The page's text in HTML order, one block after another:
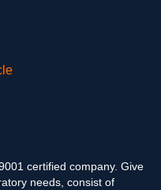
certified company. Give
needs, consist of